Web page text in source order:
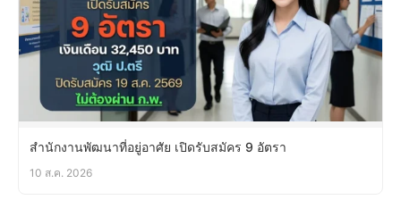
สำนักงานพัฒนาที่อยู่อาศัย เปิดรับสมัคร 9 อัตรา
10 ส.ค. 2026